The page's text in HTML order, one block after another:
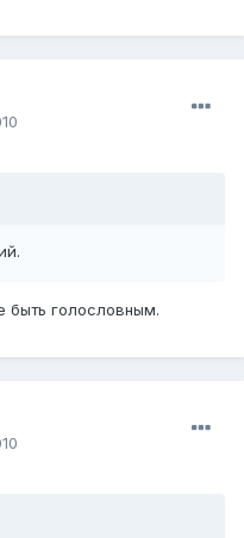
голословным.